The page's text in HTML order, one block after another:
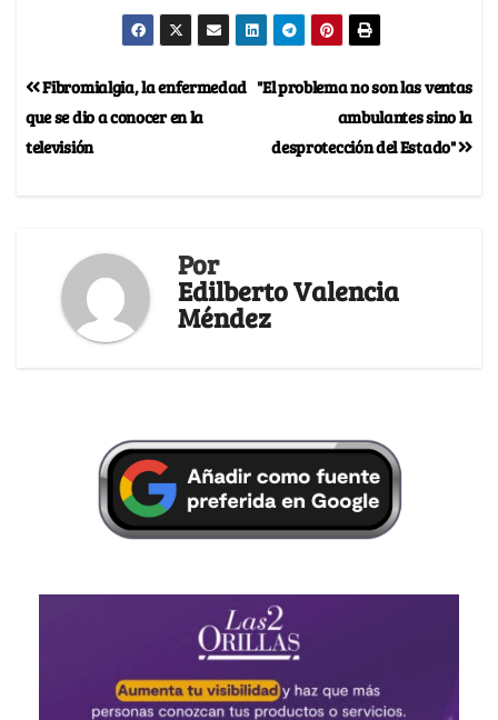
"El problema no son las ventas
ambulantes sino la
desprotección del Estado"
Fibromialgia, la enfermedad
que se dio a conocer en la
televisión
Por
Edilberto Valencia
Méndez